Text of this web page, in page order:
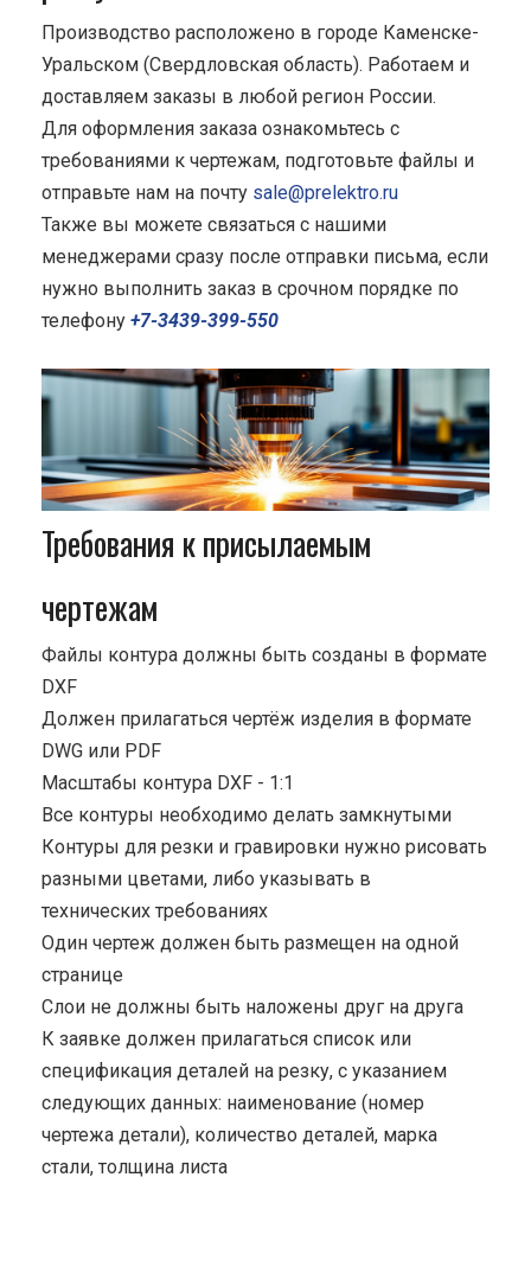
Производство расположено в городе Каменске-
Уральском (Свердловская область). Работаем и
доставляем заказы в любой регион России.
Для оформления заказа ознакомьтесь с
требованиями к чертежам, подготовьте файлы и
отправьте нам на почту sale@prelektro.ru
Также вы можете связаться с нашими
менеджерами сразу после отправки письма, если
нужно выполнить заказ в срочном порядке по
телефону +7-3439-399-550
Требования к присылаемым
чертежам
Файлы контура должны быть созданы в формате
DXF
Должен прилагаться чертёж изделия в формате
DWG или PDF
Масштабы контура DXF - 1:1
Все контуры необходимо делать замкнутыми
Контуры для резки и гравировки нужно рисовать
разными цветами, либо указывать в
технических требованиях
Один чертеж должен быть размещен на одной
странице
Cлои не должны быть наложены друг на друга
К заявке должен прилагаться список или
спецификация деталей на резку, с указанием
следующих данных: наименование (номер
чертежа детали), количество деталей, марка
стали, толщина листа